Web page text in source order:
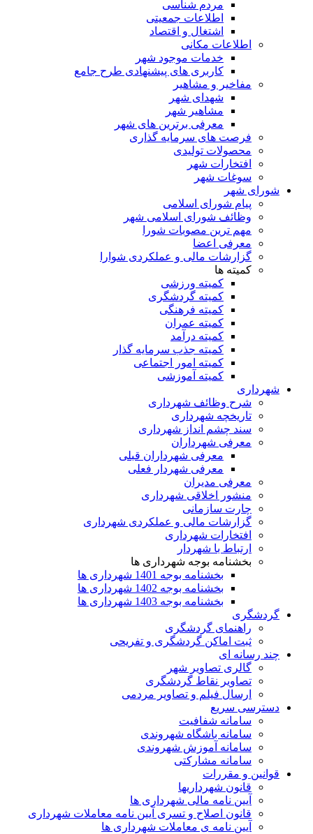
مردم شناسی
اطلاعات جمعیتی
اشتغال و اقتصاد
اطلاعات مکانی
خدمات موجود شهر
کاربری های پیشنهادی طرح جامع
مفاخیر و مشاهیر
شهدای شهر
مشاهیر شهر
معرفی برترین های شهر
فرصت های سرمایه گذاری
محصولات تولیدی
افتخارات شهر
سوغات شهر
شورای شهر
پیام شورای اسلامی
وظائف شورای اسلامی شهر
مهم ترین مصوبات شورا
معرفی اعضا
گزارشات مالی و عملکردی شوارا
کمیته ها
کمیته ورزشی
کمیته گردشگری
کمیته فرهنگی
کمیته عمران
کمیته درآمد
کمیته جذب سرمایه گذار
کمیته امور اجتماعی
کمیته آموزشی
شهرداری
شرح وظائف شهرداری
تاریخچه شهرداری
سند چشم انداز شهرداری
معرفی شهرداران
معرفی شهرداران قبلی
معرفی شهردار فعلی
معرفی مدیران
منشور اخلاقی شهرداری
چارت سازمانی
گزارشات مالی و عملکردی شهرداری
افتخارات شهرداری
ارتباط با شهردار
بخشنامه بوجه شهرداری ها
بخشنامه بوجه 1401 شهرداری ها
بخشنامه بوجه 1402 شهرداری ها
بخشنامه بوجه 1403 شهرداری ها
گردشگری
راهنمای گردشگری
ثبت اماکن گردشگری و تفریحی
چند رسانه ای
گالری تصاویر شهر
تصاویر نقاط گردشگری
ارسال فیلم و تصاویر مردمی
دسترسی سریع
سامانه شفافیت
سامانه باشگاه شهروندی
سامانه آموزش شهروندی
سامانه مشارکتی
قوانین و مقررات
قانون شهرداریها
آیین نامه مالی شهرداری ها
قانون اصلاح و تسری آیین نامه معاملات شهرداری
آیین نامه ی معاملات شهرداری ها